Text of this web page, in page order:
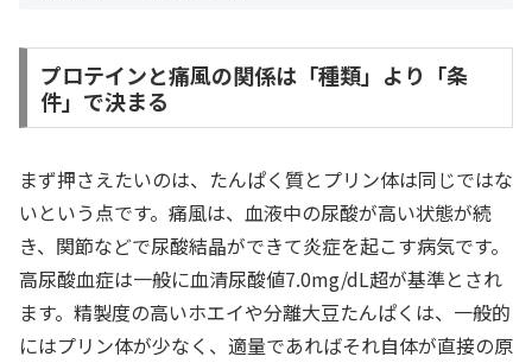
プロテインと痛風の関係は「種類」より「条
件」で決まる
まず押さえたいのは、たんぱく質とプリン体は同じではな
いという点です。痛風は、血液中の尿酸が高い状態が続
き、関節などで尿酸結晶ができて炎症を起こす病気です。
高尿酸血症は一般に血清尿酸値7.0mg/dL超が基準とされ
ます。精製度の高いホエイや分離大豆たんぱくは、一般的
にはプリン体が少なく、適量であればそれ自体が直接の原